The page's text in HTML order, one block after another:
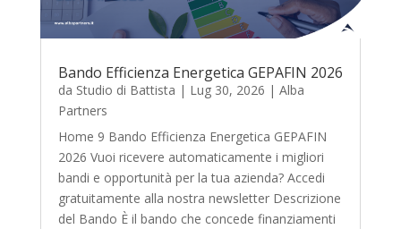
Bando Efficienza Energetica GEPAFIN 2026
da Studio di Battista | Lug 30, 2026 | Alba
Partners
Home 9 Bando Efficienza Energetica GEPAFIN
2026 Vuoi ricevere automaticamente i migliori
bandi e opportunità per la tua azienda? Accedi
gratuitamente alla nostra newsletter Descrizione
del Bando È il bando che concede finanziamenti